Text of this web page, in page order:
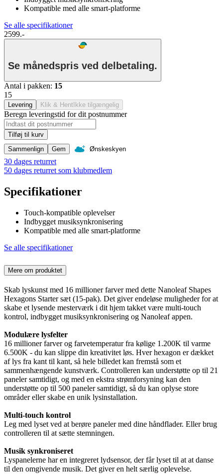
Kompatible med alle smart-platforme
Se alle specifikationer
2599.-
Se månedspris ved delbetaling.
Antal i pakken: 15
15
Levering Klik & Hent Ikke tilgængelig
Beregn leveringstid for dit postnummer
Tilføj til kurv
Sammenlign
Gem Ønskeskyen
30 dages returret
50 dages returret som klubmedlem
Specifikationer
Touch-kompatible oplevelser
Indbygget musiksynkronisering
Kompatible med alle smart-platforme
Se alle specifikationer
Mere om produktet
Skab lyskunst med 16 millioner farver med dette Nanoleaf Shapes
Hexagons Starter sæt (15-pak). Det giver endeløse muligheder for at
skabe et lysende mesterværk i dit hjem takket være multi-touch
kontrol, indbygget musiksynkronisering og Nanoleaf appen.
Modulære lysfelter
16 millioner farver og farvetemperatur fra kølige 1.200K til varme
6.500K - du kan slippe din kreativitet løs. Hver hexagon er dækket
af lys fra kant til kant, så hele billedet kan fremstå som et
sammenhængende kunstværk. Controlleren kan understøtte op til 21
paneler samtidigt, og med en ekstra strømforsyning kan den
understøtte op til 500 paneler samtidigt, så du kan oplyse store
områder eller skabe en unik lysinstallation.
Multi-touch kontrol
Leg med lyset ved at berøre paneler med dine håndflader. Eller brug
controlleren til at sætte stemningen.
Musik synkroniseret
Lyspanelerne har en integreret lydsensor, der får lyset til at at danse
til den omgivende musik. Det giver en helt særlig oplevelse.